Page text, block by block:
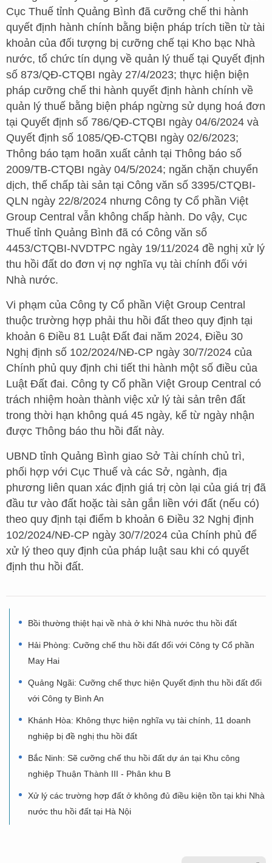
Cục Thuế tỉnh Quảng Bình đã cưỡng chế thi hành
quyết định hành chính bằng biện pháp trích tiền từ tài
khoản của đối tượng bị cưỡng chế tại Kho bạc Nhà
nước, tổ chức tín dụng về quản lý thuế tại Quyết định
số 873/QĐ-CTQBI ngày 27/4/2023; thực hiện biện
pháp cưỡng chế thi hành quyết định hành chính về
quản lý thuế bằng biện pháp ngừng sử dụng hoá đơn
tại Quyết định số 786/QĐ-CTQBI ngày 04/6/2024 và
Quyết định số 1085/QĐ-CTQBI ngày 02/6/2023;
Thông báo tạm hoãn xuất cảnh tại Thông báo số
2009/TB-CTQBI ngày 04/5/2024; ngăn chặn chuyển
dịch, thế chấp tài sản tại Công văn số 3395/CTQBI-
QLN ngày 22/8/2024 nhưng Công ty Cổ phần Việt
Group Central vẫn không chấp hành. Do vậy, Cục
Thuế tỉnh Quảng Bình đã có Công văn số
4453/CTQBI-NVDTPC ngày 19/11/2024 đề nghị xử lý
thu hồi đất do đơn vị nợ nghĩa vụ tài chính đối với
Nhà nước.
Vi phạm của Công ty Cổ phần Việt Group Central
thuộc trường hợp phải thu hồi đất theo quy định tại
khoản 6 Điều 81 Luật Đất đai năm 2024, Điều 30
Nghị định số 102/2024/NĐ-CP ngày 30/7/2024 của
Chính phủ quy định chi tiết thi hành một số điều của
Luật Đất đai. Công ty Cổ phần Việt Group Central có
trách nhiệm hoàn thành việc xử lý tài sản trên đất
trong thời hạn không quá 45 ngày, kể từ ngày nhận
được Thông báo thu hồi đất này.
UBND tỉnh Quảng Bình giao Sở Tài chính chủ trì,
phối hợp với Cục Thuế và các Sở, ngành, địa
phương liên quan xác định giá trị còn lại của giá trị đã
đầu tư vào đất hoặc tài sản gắn liền với đất (nếu có)
theo quy định tại điểm b khoản 6 Điều 32 Nghị định
102/2024/NĐ-CP ngày 30/7/2024 của Chính phủ để
xử lý theo quy định của pháp luật sau khi có quyết
định thu hồi đất.
Bồi thường thiệt hại về nhà ở khi Nhà nước thu hồi đất
Hải Phòng: Cưỡng chế thu hồi đất đối với Công ty Cổ phần
May Hai
Quảng Ngãi: Cưỡng chế thực hiện Quyết định thu hồi đất đối
với Công ty Bình An
Khánh Hòa: Không thực hiện nghĩa vụ tài chính, 11 doanh
nghiệp bị đề nghị thu hồi đất
Bắc Ninh: Sẽ cưỡng chế thu hồi đất dự án tại Khu công
nghiệp Thuận Thành III - Phân khu B
Xử lý các trường hợp đất ở không đủ điều kiện tồn tại khi Nhà
nước thu hồi đất tại Hà Nội